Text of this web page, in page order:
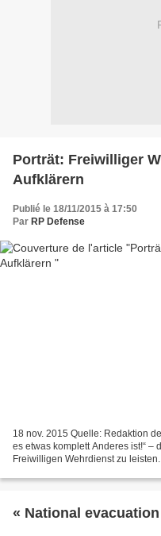
Porträt: Freiwilliger
Aufklärern
Publié le 18/11/2015 à 17:50
Par RP Defense
18 nov. 2015 Quelle: Redaktion
es etwas komplett Anderes ist!“ –
Freiwilligen Wehrdienst zu
« National